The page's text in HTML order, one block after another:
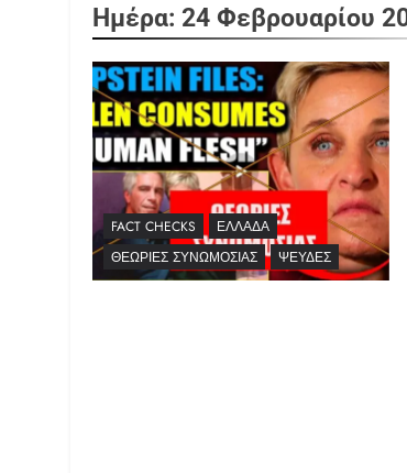
Ημέρα: 24 Φεβρουαρίου
FACT CHECKS
ΕΛΛΆΔΑ
ΘΕΩΡΊΕΣ ΣΥΝΩΜΟΣΊΑΣ
ΨΕΥΔΈΣ